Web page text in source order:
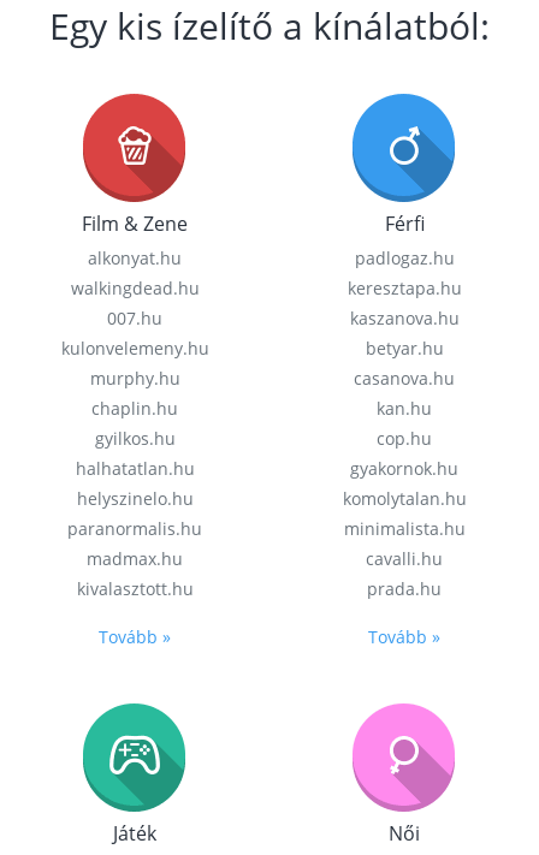
Egy kis ízelítő a kínálatból:
Film & Zene
alkonyat.hu
walkingdead.hu
007.hu
kulonvelemeny.hu
murphy.hu
chaplin.hu
gyilkos.hu
halhatatlan.hu
helyszinelo.hu
paranormalis.hu
madmax.hu
kivalasztott.hu
Tovább »
Férfi
padlogaz.hu
keresztapa.hu
kaszanova.hu
betyar.hu
casanova.hu
kan.hu
cop.hu
gyakornok.hu
komolytalan.hu
minimalista.hu
cavalli.hu
prada.hu
Tovább »
Játék Női